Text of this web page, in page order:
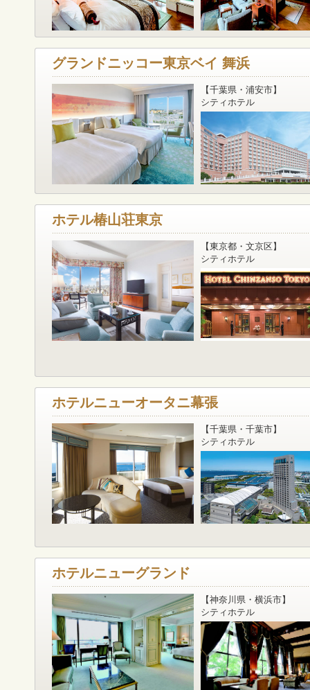
グランドニッコー東京ベイ 舞浜
【千葉県・浦安市】
シティホテル
ホテル椿山荘東京
【東京都・文京区】
シティホテル
ホテルニューオータニ幕張
【千葉県・千葉市】
シティホテル
ホテルニューグランド
【神奈川県・横浜市】
シティホテル